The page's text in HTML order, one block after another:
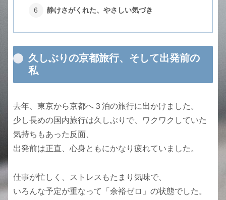
静けさがくれた、やさしい気づき
久しぶりの京都旅行、そして出発前の
私
去年、東京から京都へ３泊の旅行に出かけました。
少し長めの国内旅行は久しぶりで、ワクワクしていた
気持ちもあった反面、
出発前は正直、心身ともにかなり疲れていました。
仕事が忙しく、ストレスもたまり気味で、
いろんな予定が重なって「余裕ゼロ」の状態でした。